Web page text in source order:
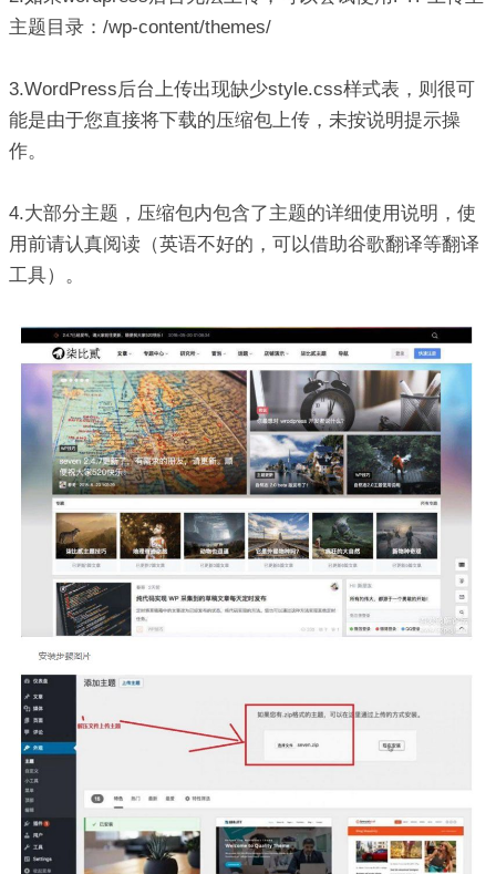
主题目录：/wp-content/themes/
3.WordPress后台上传出现缺少style.css样式表，则很可
能是由于您直接将下载的压缩包上传，未按说明提示操
作。
4.大部分主题，压缩包内包含了主题的详细使用说明，使
用前请认真阅读（英语不好的，可以借助谷歌翻译等翻译
工具）。